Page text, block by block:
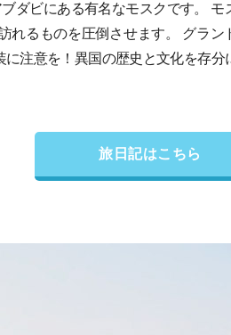
ダビにある有名なモスクです。 モ
れるものを圧倒させます。 グラン
注意を！異国の歴史と文化を存分
旅日記はこちら